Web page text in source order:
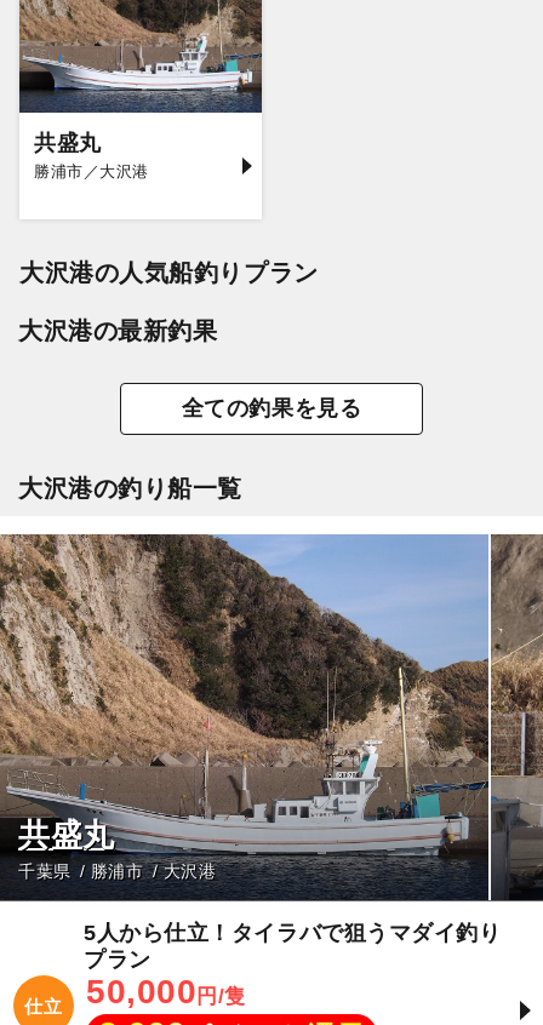
共盛丸
勝浦市／大沢港
大沢港の人気船釣りプラン
大沢港の最新釣果
全ての釣果を見る
大沢港の釣り船一覧
共盛丸
千葉県 勝浦市 大沢港
仕立
5人から仕立！タイラバで狙うマダイ釣り
プラン
50,000 円/隻